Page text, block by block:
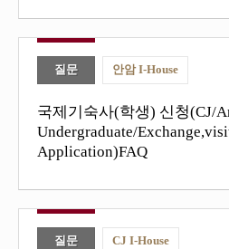
질문 안암 I-House
국제기숙사(학생) 신청(CJ/
Undergraduate/
Application)FAQ
질문 CJ I-House